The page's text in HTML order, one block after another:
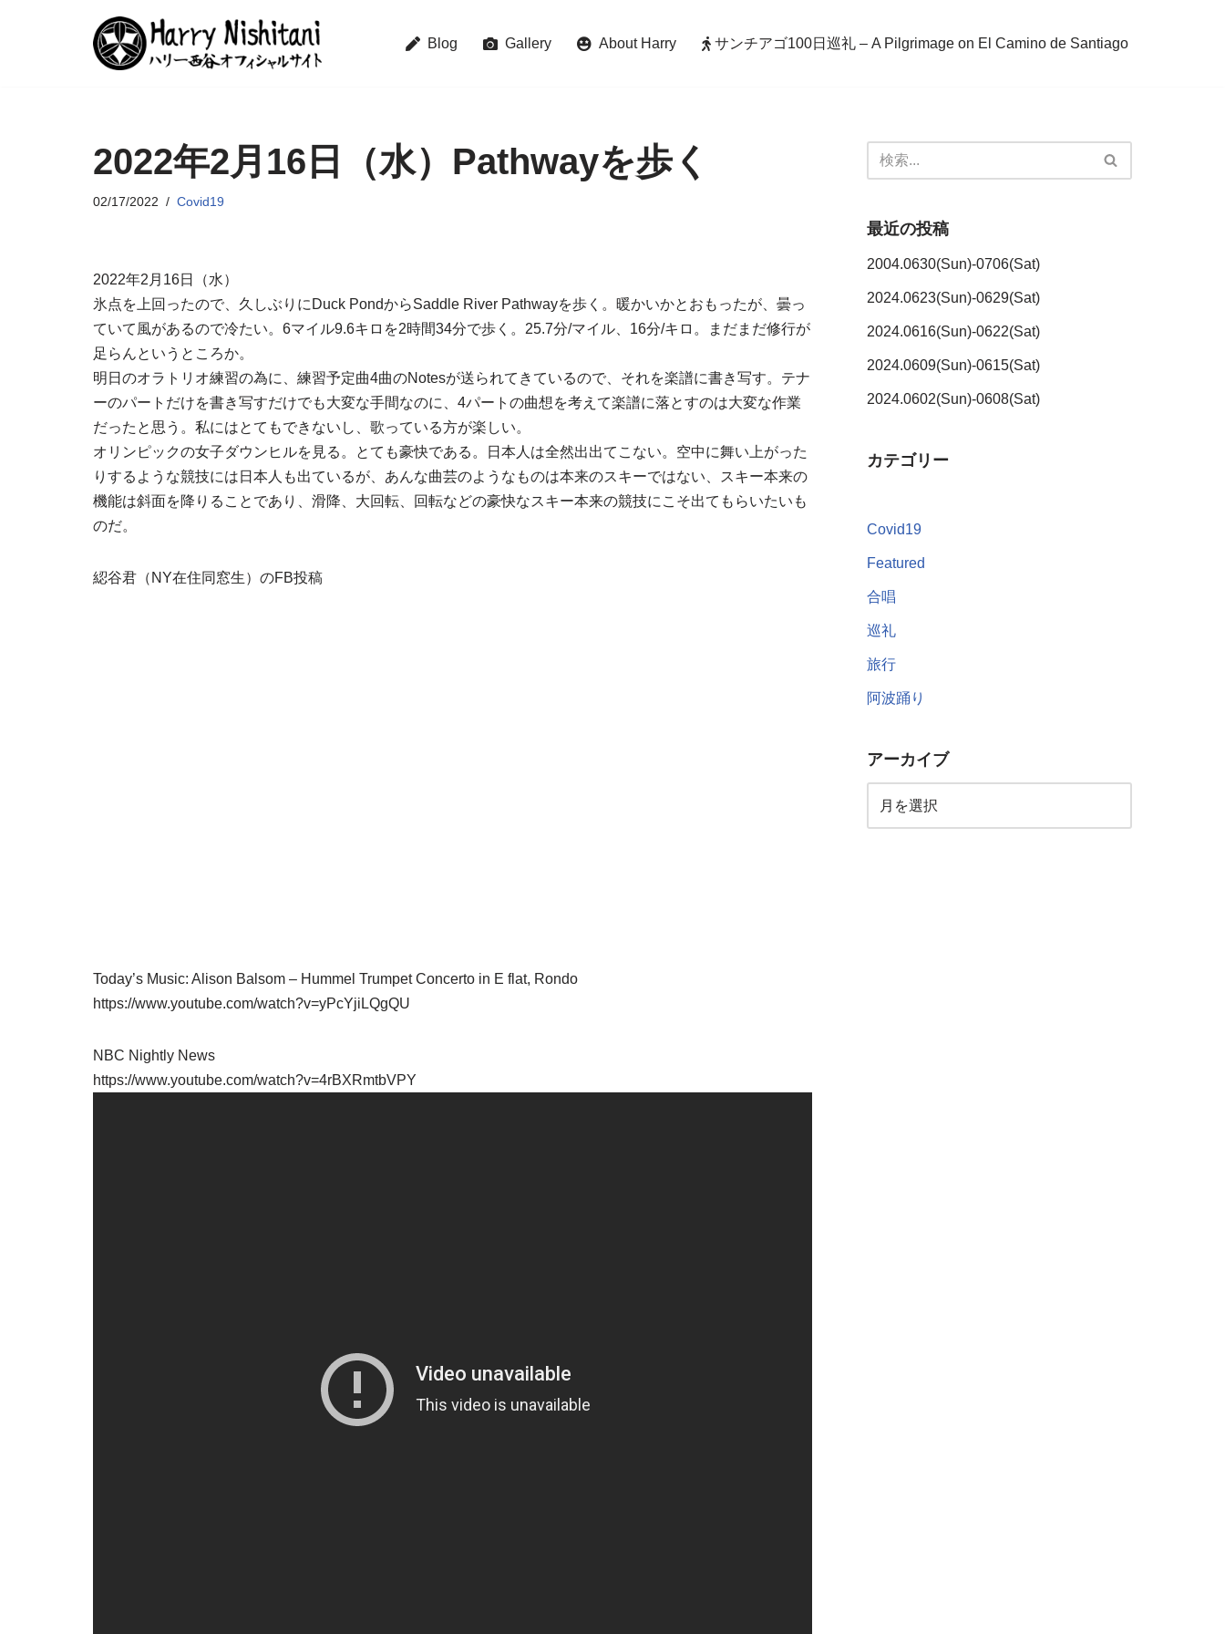
Blog Gallery About Harry サンチアゴ100日巡礼 – A Pilgrimage on El Camino de Santiago
2022年2月16日（水）Pathwayを歩く
02/17/2022 Covid19
2022年2月16日（水）
氷点を上回ったので、久しぶりにDuck PondからSaddle River Pathwayを歩く。暖かいかとおもったが、曇っ
ていて風があるので冷たい。6マイル9.6キロを2時間34分で歩く。25.7分/マイル、16分/キロ。まだまだ修行が
足らんというところか。
明日のオラトリオ練習の為に、練習予定曲4曲のNotesが送られてきているので、それを楽譜に書き写す。テナ
ーのパートだけを書き写すだけでも大変な手間なのに、4パートの曲想を考えて楽譜に落とすのは大変な作業
だったと思う。私にはとてもできないし、歌っている方が楽しい。
オリンピックの女子ダウンヒルを見る。とても豪快である。日本人は全然出出てこない。空中に舞い上がった
りするような競技には日本人も出ているが、あんな曲芸のようなものは本来のスキーではない、スキー本来の
機能は斜面を降りることであり、滑降、大回転、回転などの豪快なスキー本来の競技にこそ出てもらいたいも
のだ。
綛谷君（NY在住同窓生）のFB投稿
Today’s Music: Alison Balsom – Hummel Trumpet Concerto in E flat, Rondo
https://www.youtube.com/watch?v=yPcYjiLQgQU
NBC Nightly News
https://www.youtube.com/watch?v=4rBXRmtbVPY
最近の投稿
2004.0630(Sun)-0706(Sat)
2024.0623(Sun)-0629(Sat)
2024.0616(Sun)-0622(Sat)
2024.0609(Sun)-0615(Sat)
2024.0602(Sun)-0608(Sat)
カテゴリー
Covid19
Featured
合唱
巡礼
旅行
阿波踊り
アーカイブ